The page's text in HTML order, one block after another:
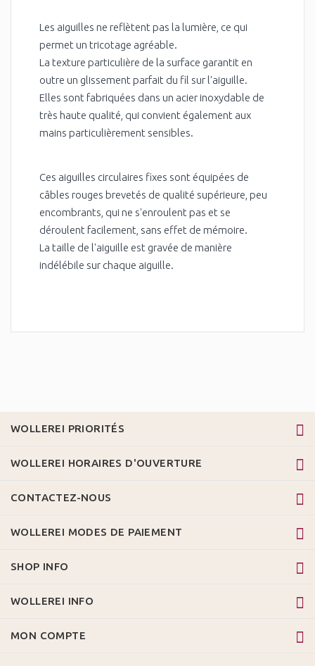
Les aiguilles ne reflètent pas la lumière, ce qui
permet un tricotage agréable.
La texture particulière de la surface garantit en
outre un glissement parfait du fil sur l'aiguille.
Elles sont fabriquées dans un acier inoxydable de
très haute qualité, qui convient également aux
mains particulièrement sensibles.
Ces aiguilles circulaires fixes sont équipées de
câbles rouges brevetés de qualité supérieure, peu
encombrants, qui ne s'enroulent pas et se
déroulent facilement, sans effet de mémoire.
La taille de l'aiguille est gravée de manière
indélébile sur chaque aiguille.
WOLLEREI PRIORITÉS
WOLLEREI HORAIRES D'OUVERTURE
CONTACTEZ-NOUS
WOLLEREI MODES DE PAIEMENT
SHOP INFO
WOLLEREI INFO
MON COMPTE